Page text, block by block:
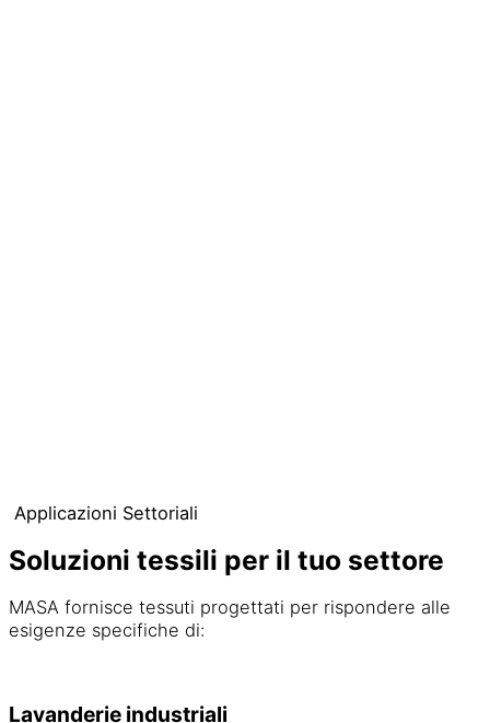
Applicazioni Settoriali
Soluzioni tessili per il tuo settore
MASA fornisce tessuti progettati per rispondere alle
esigenze specifiche di:
Lavanderie industriali